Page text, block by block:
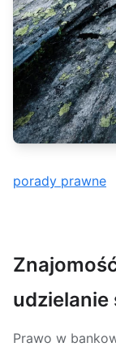
porady prawne
Prawo w